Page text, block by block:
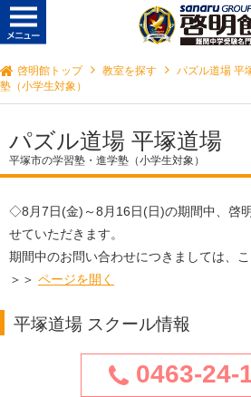
啓明館トップ 教室を探す
パズル道場 平
塾（小学生対象）
パズル道場 平塚道場
平塚市の学習塾・進学塾（小学生対象）
◇8月7日(金)～8月16日(日)の期間中、啓
せていただきます。
期間中のお問い合わせにつきましては、
＞＞ ページを開く
平塚道場 スクール情報
0463-24-